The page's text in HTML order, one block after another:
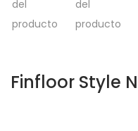
Finfloor Style